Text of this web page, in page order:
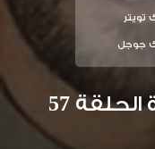
تويتر
جوجل
مسلسل العروس الجديدة الحلقة 57